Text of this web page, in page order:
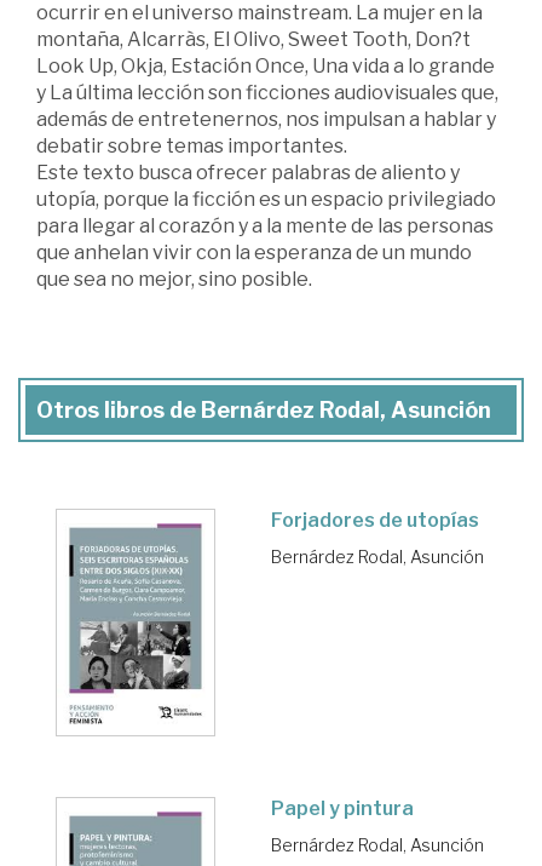
ocurrir en el universo mainstream. La mujer en la
montaña, Alcarràs, El Olivo, Sweet Tooth, Don?t
Look Up, Okja, Estación Once, Una vida a lo grande
y La última lección son ficciones audiovisuales que,
además de entretenernos, nos impulsan a hablar y
debatir sobre temas importantes.
Este texto busca ofrecer palabras de aliento y
utopía, porque la ficción es un espacio privilegiado
para llegar al corazón y a la mente de las personas
que anhelan vivir con la esperanza de un mundo
que sea no mejor, sino posible.
Otros libros de Bernárdez Rodal, Asunción
Forjadores de utopías
Bernárdez Rodal, Asunción
Papel y pintura
Bernárdez Rodal, Asunción